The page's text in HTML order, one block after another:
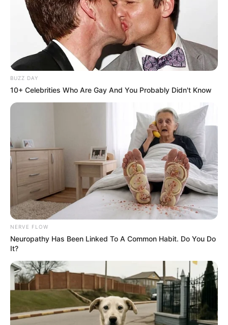
Saúde|Tecnologia |Saúde Dinheiro
Veja outras formas de doações,aqui!
SHARE THIS Share it Tweet
Share it Pin it
PUBLICAÇÕES RELACIONADAS
PRÓXIMA MATÉRIA
Eunápolis: Prefeitura entrega
tablets aos agentes
comunitários de saúde.
PUBLICAÇÃO RECENTE
Petrobras reduz preço de
venda da gasolina para as
distribuidoras mais uma vez.
BUZZ DAY
10+ Celebrities Who Are Gay And You Probably Didn't Know
NERVE FLOW
Neuropathy Has Been Linked To A Common Habit. Do You Do
It?